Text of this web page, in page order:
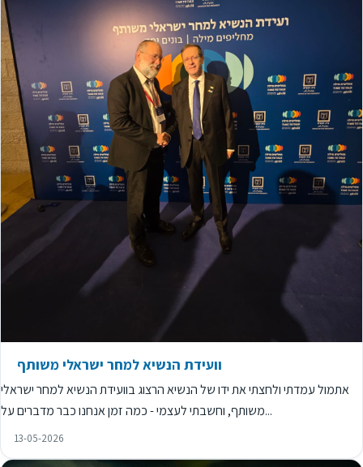
וועידת הנשיא למחר ישראלי משותף
אתמול עמדתי ולחצתי את ידו של הנשיא הרצוג בוועידת הנשיא למחר ישראלי
משותף, וחשבתי לעצמי - כמה זמן אנחנו כבר מדברים על...
13-05-2026